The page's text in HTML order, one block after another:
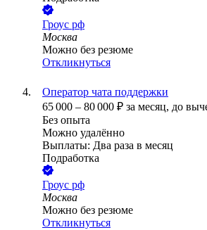
Гроус рф
Москва
Можно без резюме
Откликнуться
Оператор чата поддержки
65 000 – 80 000 ₽ за месяц, до
Без опыта
Можно удалённо
Выплаты: Два раза в месяц
Подработка
Гроус рф
Москва
Можно без резюме
Откликнуться